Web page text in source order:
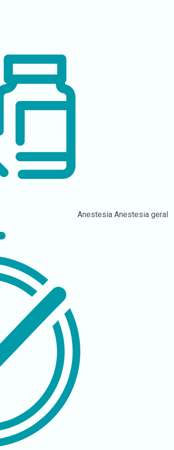
Anestesia Anestesia geral